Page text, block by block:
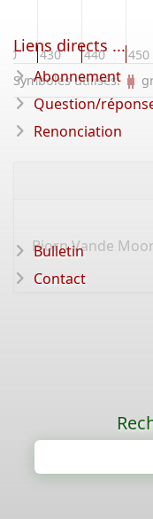
430 440 450
Symboles utilisés:
Bjorn Vande
Liens directs ...
Abonnement
Question/
Renonciation
Bulletin
Contact